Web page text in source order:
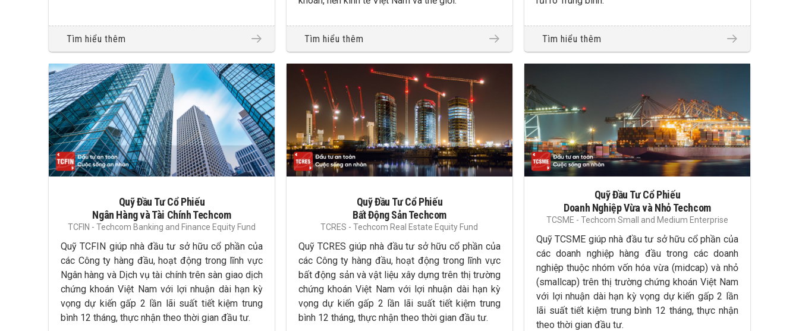
Tìm hiểu thêm Tìm hiểu thêm Tìm hiểu thêm
Quỹ Đầu Tư Cổ Phiếu
Ngân Hàng và Tài Chính Techcom
TCFIN - Techcom Banking and Finance Equity Fund
Quỹ TCFIN giúp nhà đầu tư sở hữu cổ phần của
các Công ty hàng đầu, hoạt động trong lĩnh vực
Ngân hàng và Dịch vụ tài chính trên sàn giao dịch
chứng khoán Việt Nam với lợi nhuận dài hạn kỳ
vọng dự kiến gấp 2 lần lãi suất tiết kiệm trung
bình 12 tháng, thực nhận theo thời gian đầu tư.
Quỹ Đầu Tư Cổ Phiếu
Bất Động Sản Techcom
TCRES - Techcom Real Estate Equity Fund
Quỹ TCRES giúp nhà đầu tư sở hữu cổ phần của
các Công ty hàng đầu, hoạt động trong lĩnh vực
bất động sản và vật liệu xây dựng trên thị trường
chứng khoán Việt Nam với lợi nhuận dài hạn kỳ
vọng dự kiến gấp 2 lần lãi suất tiết kiệm trung
bình 12 tháng, thực nhận theo thời gian đầu tư.
Quỹ Đầu Tư Cổ Phiếu
Doanh Nghiệp Vừa và Nhỏ Techcom
TCSME - Techcom Small and Medium Enterprise
Quỹ TCSME giúp nhà đầu tư sở hữu cổ phần của
các doanh nghiệp hàng đầu trong các doanh
nghiệp thuộc nhóm vốn hóa vừa (midcap) và nhỏ
(smallcap) trên thị trường chứng khoán Việt Nam
với lợi nhuận dài hạn kỳ vọng dự kiến gấp 2 lần
lãi suất tiết kiệm trung bình 12 tháng, thực nhận
theo thời gian đầu tư.